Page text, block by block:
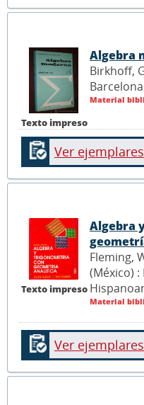
Texto impreso
Algebra
Birkhoff,
Material
Ver ejemplares
Texto impreso
Algebra
Fleming,
(México)
Material
Ver ejemplares